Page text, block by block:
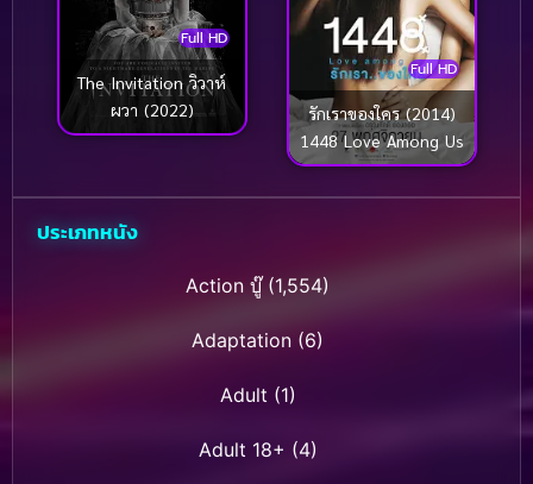
Full HD
The Invitation วิวาห์
ผวา (2022)
Full HD
รักเราของใคร (2014)
1448 Love Among Us
ประเภทหนัง
Action บู๊(1,554)
Adaptation (6)
Adult (1)
Adult 18+ (4)